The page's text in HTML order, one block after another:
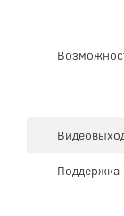
Поддержка